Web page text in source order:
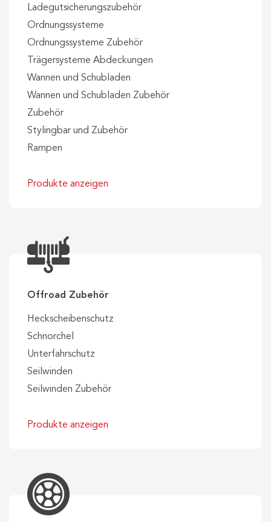
Ladegutsicherungszubehör
Ordnungssysteme
Ordnungssysteme Zubehör
Trägersysteme Abdeckungen
Wannen und Schubladen
Wannen und Schubladen Zubehör
Zubehör
Stylingbar und Zubehör
Rampen
Produkte anzeigen
Offroad Zubehör
Heckscheibenschutz
Schnorchel
Unterfahrschutz
Seilwinden
Seilwinden Zubehör
Produkte anzeigen